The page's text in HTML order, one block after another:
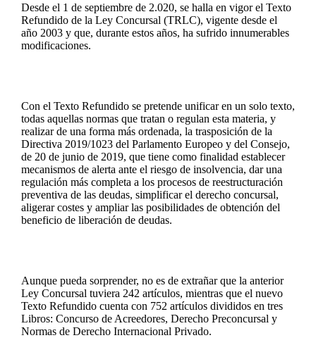
Desde el 1 de septiembre de 2.020, se halla en vigor el Texto
Refundido de la Ley Concursal (TRLC), vigente desde el
año 2003 y que, durante estos años, ha sufrido innumerables
modificaciones.
Con el Texto Refundido se pretende unificar en un solo texto,
todas aquellas normas que tratan o regulan esta materia, y
realizar de una forma más ordenada, la trasposición de la
Directiva 2019/1023 del Parlamento Europeo y del Consejo,
de 20 de junio de 2019, que tiene como finalidad establecer
mecanismos de alerta ante el riesgo de insolvencia, dar una
regulación más completa a los procesos de reestructuración
preventiva de las deudas, simplificar el derecho concursal,
aligerar costes y ampliar las posibilidades de obtención del
beneficio de liberación de deudas.
Aunque pueda sorprender, no es de extrañar que la anterior
Ley Concursal tuviera 242 artículos, mientras que el nuevo
Texto Refundido cuenta con 752 artículos divididos en tres
Libros: Concurso de Acreedores, Derecho Preconcursal y
Normas de Derecho Internacional Privado.